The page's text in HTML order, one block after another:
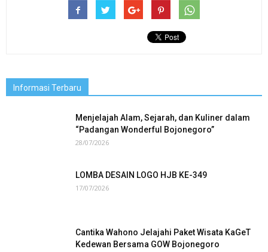
Informasi Terbaru
Menjelajah Alam, Sejarah, dan Kuliner dalam
“Padangan Wonderful Bojonegoro”
28/07/2026
LOMBA DESAIN LOGO HJB KE-349
17/07/2026
Cantika Wahono Jelajahi Paket Wisata KaGeT
Kedewan Bersama GOW Bojonegoro